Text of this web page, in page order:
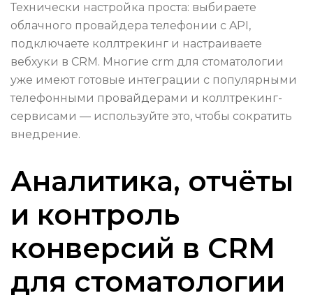
Технически настройка проста: выбираете
облачного провайдера телефонии с API,
подключаете коллтрекинг и настраиваете
вебхуки в CRM. Многие crm для стоматологии
уже имеют готовые интеграции с популярными
телефонными провайдерами и коллтрекинг-
сервисами — используйте это, чтобы сократить
внедрение.
Аналитика, отчёты
и контроль
конверсий в CRM
для стоматологии